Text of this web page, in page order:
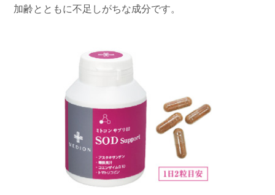
加齢とともに不足しがちな成分です。